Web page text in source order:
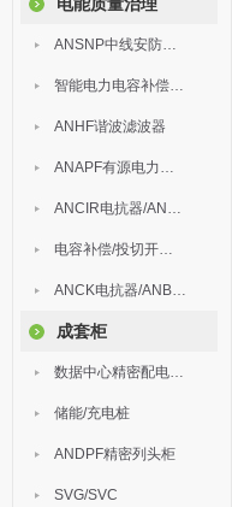
ANSNP中线安防保护器
智能电力电容补偿装置
ANHF谐波滤波器
ANAPF有源电力滤波器
ANCIR电抗器/ANHPD300谐波保护器
电容补偿/投切开关/ARC
ANCK电抗器/ANBSMJ自愈式低压并联电容器
成套柜
数据中心精密配电监控装置
储能/充电桩
ANDPF精密列头柜
SVG/SVC